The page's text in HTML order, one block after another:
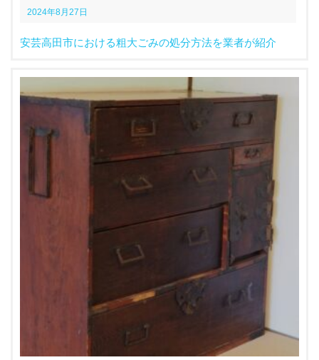
2024年8月27日
安芸高田市における粗大ごみの処分方法を業者が紹介